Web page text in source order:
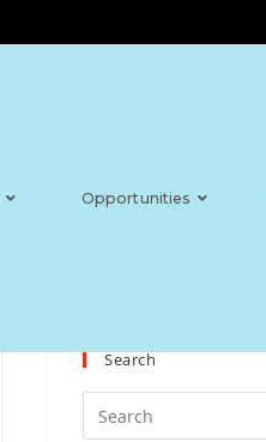
Opportunities
Search